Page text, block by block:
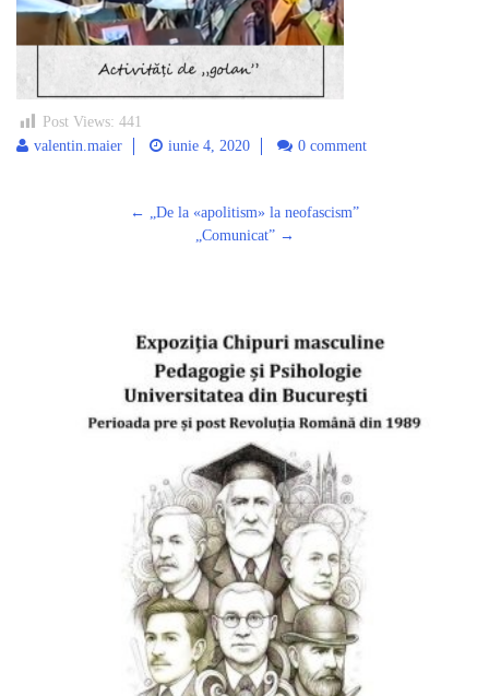
Post Views: 441
valentin.maier
iunie 4, 2020 0 comment
←
„De la «apolitism» la neofascism”
„Comunicat” →